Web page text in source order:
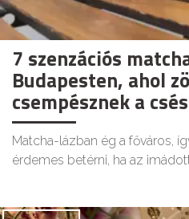
7 szenzációs
Budapesten, ahol
csempésznek a
Matcha-lázban ég a főváros,
érdemes betérni, ha az